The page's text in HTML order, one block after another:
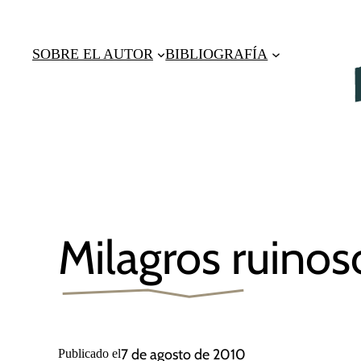
contenido
SOBRE EL AUTOR BIBLIOGRAFÍA
Milagros
Publicado el7 de agosto de 2010